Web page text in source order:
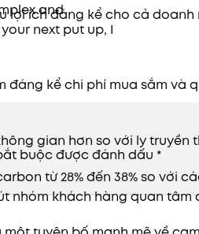
lợi ích đáng kể cho cả
đáng kể chi phí mua sắm
gian hơn so với ly truyền
từ 28% đến 38% so với
nhóm khách hàng quan tâm
and
next put up, I
buộc được đánh dấu *